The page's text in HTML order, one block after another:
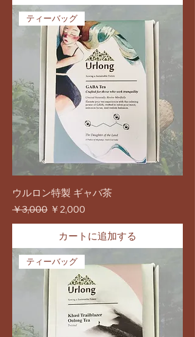
ティーバッグ
ウルロン特製 ギャバ茶
通常価格
￥3,000 セール価格
￥2,000
カートに追加する
ティーバッグ